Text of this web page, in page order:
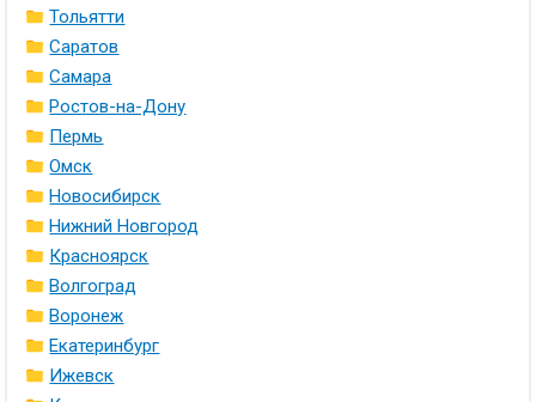
Тольятти
Саратов
Самара
Ростов-на-Дону
Пермь
Омск
Новосибирск
Нижний Новгород
Красноярск
Волгоград
Воронеж
Екатеринбург
Ижевск